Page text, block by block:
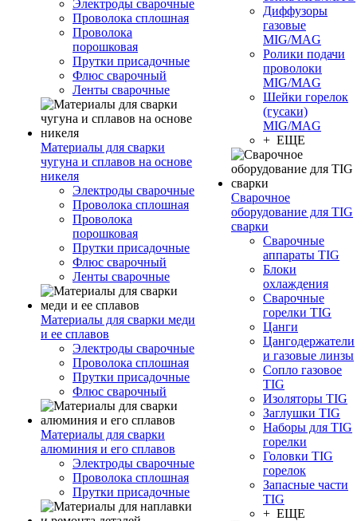
Электроды сварочные
Проволока сплошная
Проволока
порошковая
Прутки присадочные
Флюс сварочный
Ленты сварочные
Материалы для сварки
чугуна и сплавов на основе
никеля
Электроды сварочные
Проволока сплошная
Проволока
порошковая
Прутки присадочные
Флюс сварочный
Ленты сварочные
Материалы для сварки меди
и ее сплавов
Электроды сварочные
Проволока сплошная
Прутки присадочные
Флюс сварочный
Материалы для сварки
алюминия и его сплавов
Электроды сварочные
Проволока сплошная
Прутки присадочные
Диффузоры
газовые
MIG/MAG
Ролики подачи
проволоки
MIG/MAG
Шейки горелок
(гусаки)
MIG/MAG
+ ЕЩЕ
Сварочное
оборудование для TIG
сварки
Сварочные
аппараты TIG
Блоки
охлаждения
Сварочные
горелки TIG
Цанги
Цангодержатели
и газовые линзы
Сопло газовое
TIG
Изоляторы TIG
Заглушки TIG
Наборы для TIG
горелки
Головки TIG
горелок
Запасные части
TIG
+ ЕЩЕ